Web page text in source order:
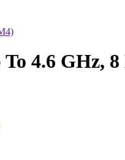
4.6 GHz,